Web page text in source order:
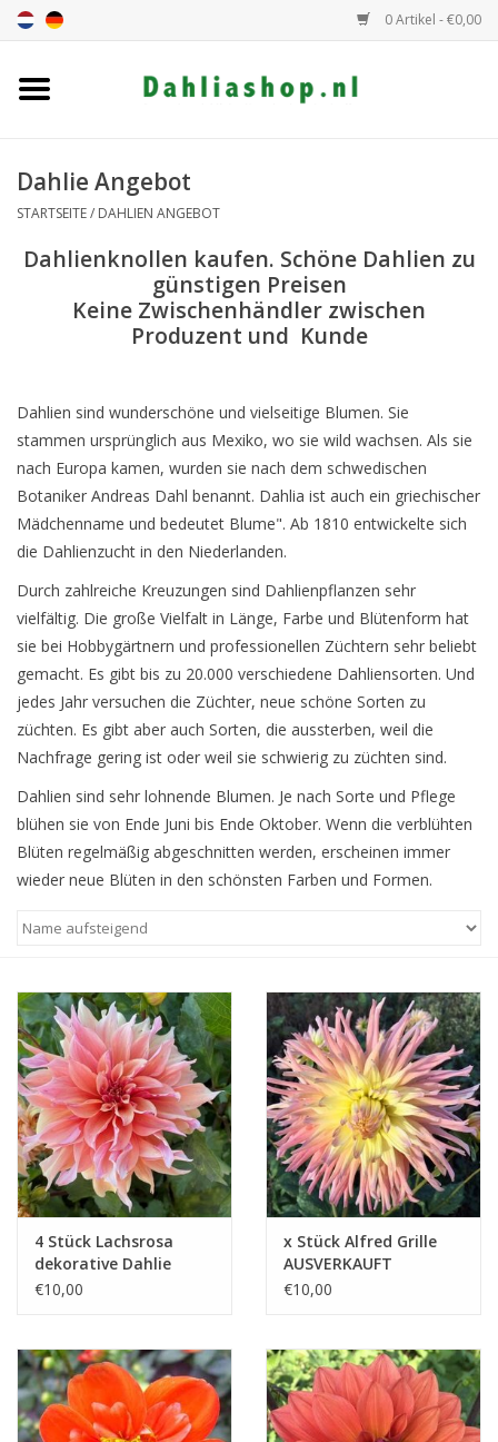
0 Artikel - €0,00
Dahlien Angebot
Geschenkgutschein
Blog
Dahlie Angebot
STARTSEITE/ DAHLIEN ANGEBOT
Dahlienknollen kaufen. Schöne Dahlien zu
günstigen Preisen
Keine Zwischenhändler zwischen
Produzent und Kunde
Dahlien sind wunderschöne und vielseitige Blumen. Sie
stammen ursprünglich aus Mexiko, wo sie wild wachsen. Als sie
nach Europa kamen, wurden sie nach dem schwedischen
Botaniker Andreas Dahl benannt. Dahlia ist auch ein griechischer
Mädchenname und bedeutet Blume". Ab 1810 entwickelte sich
die Dahlienzucht in den Niederlanden.
Durch zahlreiche Kreuzungen sind Dahlienpflanzen sehr
vielfältig. Die große Vielfalt in Länge, Farbe und Blütenform hat
sie bei Hobbygärtnern und professionellen Züchtern sehr beliebt
gemacht. Es gibt bis zu 20.000 verschiedene Dahliensorten. Und
jedes Jahr versuchen die Züchter, neue schöne Sorten zu
züchten. Es gibt aber auch Sorten, die aussterben, weil die
Nachfrage gering ist oder weil sie schwierig zu züchten sind.
Dahlien sind sehr lohnende Blumen. Je nach Sorte und Pflege
blühen sie von Ende Juni bis Ende Oktober. Wenn die verblühten
Blüten regelmäßig abgeschnitten werden, erscheinen immer
wieder neue Blüten in den schönsten Farben und Formen.
4 Stück Lachsrosa
dekorative Dahlie
€10,00
x Stück Alfred Grille
AUSVERKAUFT
€10,00